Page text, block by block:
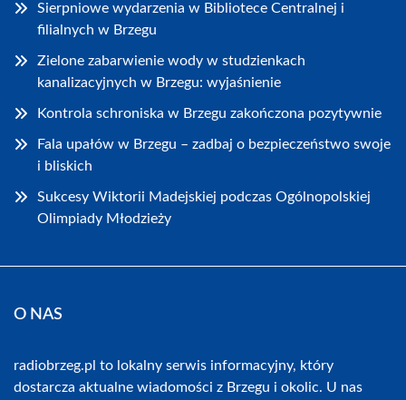
Sierpniowe wydarzenia w Bibliotece Centralnej i
filialnych w Brzegu
Zielone zabarwienie wody w studzienkach
kanalizacyjnych w Brzegu: wyjaśnienie
Kontrola schroniska w Brzegu zakończona pozytywnie
Fala upałów w Brzegu – zadbaj o bezpieczeństwo swoje
i bliskich
Sukcesy Wiktorii Madejskiej podczas Ogólnopolskiej
Olimpiady Młodzieży
O NAS
radiobrzeg.pl to lokalny serwis informacyjny, który
dostarcza aktualne wiadomości z Brzegu i okolic. U nas